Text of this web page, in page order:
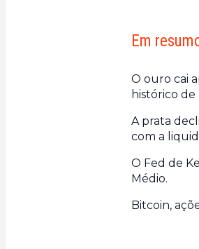
Em
O ouro cai
histórico
A prata
com a
O Fed de
Médio.
Bitcoin,